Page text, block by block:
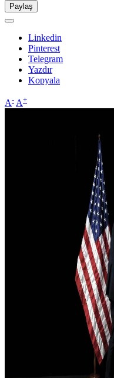
Paylaş
Linkedin
Pinterest
Telegram
Yazdır
Kopyala
A- A+